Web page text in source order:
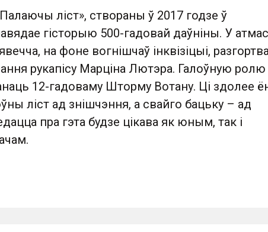
лiст», створаны ў 2017 годзе ў
гісторыю 500-гадовай даўніны. У
на фоне вогнішчаў інквізіцыі,
рукапісу Марціна Лютэра. Галоўную ролю
12-гадоваму Шторму Вотану. Ці здолее
ліст ад знішчэння, а свайго бацьку – ад
пра гэта будзе цікава як юным, так і